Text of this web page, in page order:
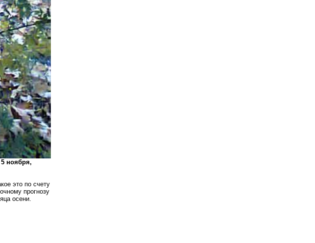
ноября,
это по счету
прогнозу
осени.